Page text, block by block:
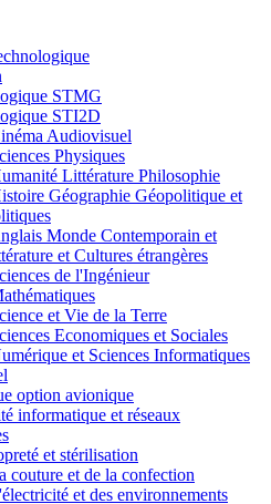
STMG
STI2D
Audiovisuel
Physiques
Littérature Philosophie
Géographie Géopolitique et
Monde Contemporain et
et Cultures étrangères
de l'Ingénieur
et Vie de la Terre
Economiques et Sociales
et Sciences Informatiques
option avionique
informatique et réseaux
et stérilisation
couture et de la confection
et des environnements